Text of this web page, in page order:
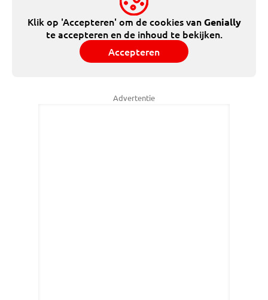
Klik op 'Accepteren' om de cookies vanGenially
te accepteren en de inhoud te bekijken.
Accepteren
Advertentie